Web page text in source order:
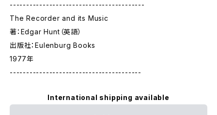
-----------------------------------------
The Recorder and its Music
著：Edgar Hunt（英語）
出版社：Eulenburg Books
1977年
----------------------------------------
International shipping available